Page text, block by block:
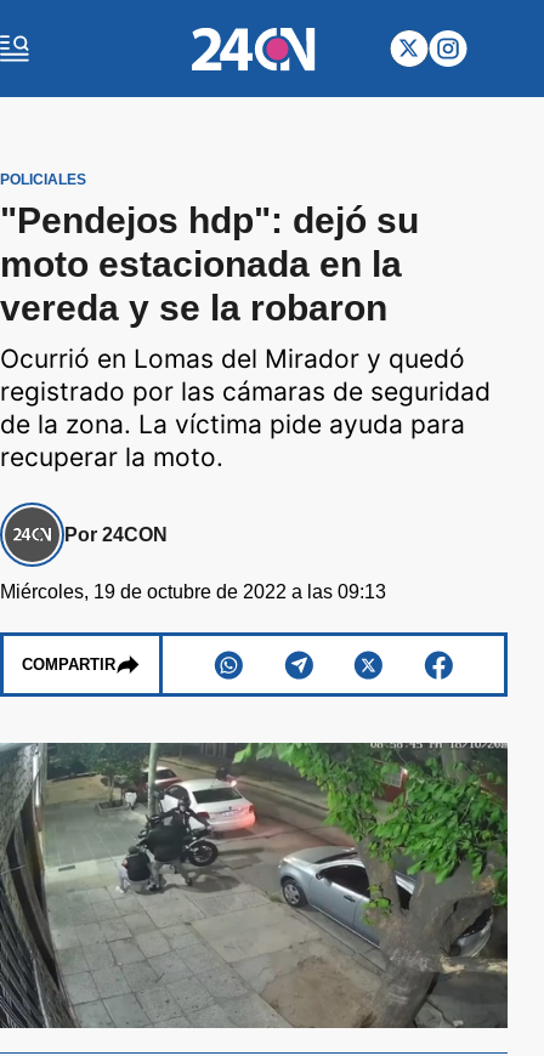
POLICIALES
"Pendejos hdp": dejó su
moto estacionada en la
vereda y se la robaron
Ocurrió en Lomas del Mirador y quedó
registrado por las cámaras de seguridad
de la zona. La víctima pide ayuda para
recuperar la moto.
Por 24CON
Miércoles, 19 de octubre de 2022 a las 09:13
COMPARTIR